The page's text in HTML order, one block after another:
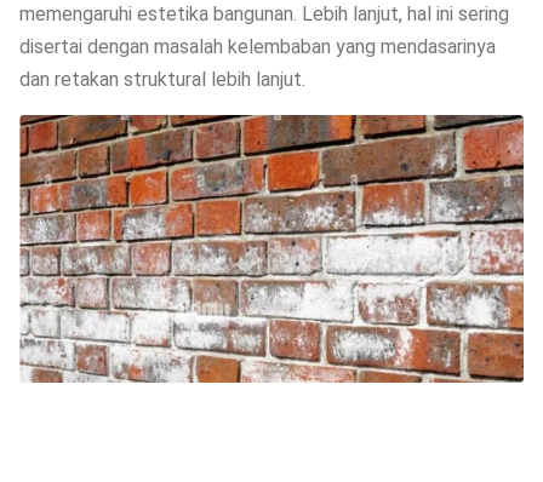
memengaruhi estetika bangunan. Lebih lanjut, hal ini sering
disertai dengan masalah kelembaban yang mendasarinya
dan retakan struktural lebih lanjut.